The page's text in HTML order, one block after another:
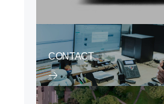
CONTACT